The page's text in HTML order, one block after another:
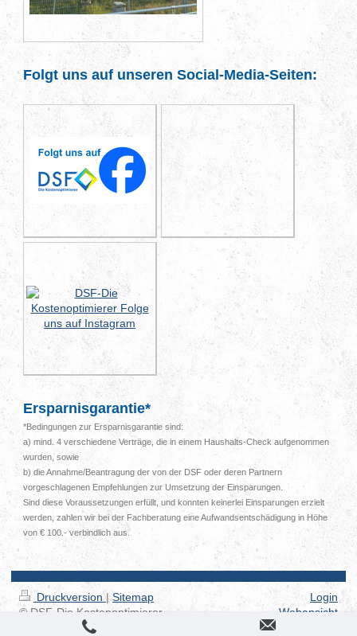
Folgt uns auf unseren Social-Media-Seiten:
Ersparnisgarantie*
*Bedingungen zur Ersparnisgarantie sind:
a) mind. 4 verschiedene Verträge, die in einem Haushalts-Check aufgenommen
wurden, sowie
b) die Annahme/Beantragung der von der DSF oder deren Partnern
vorgeschlagenen Empfehlungen zur Umsetzung der Einsparungen.
Sind diese Voraussetzungen erfüllt, und konnten keinerlei Einsparungen erzielt
werden, zahlen wir bei der Fachberatung eine Aufwandsentschädigung in Höhe
von € 100.- verbindlich aus.
Druckversion | Sitemap
© DSF-Die Kostenoptimierer
Impressum/Datenschutz/AGB
Login
Webansicht